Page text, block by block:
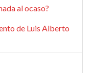
al ocaso?
de Luis Alberto